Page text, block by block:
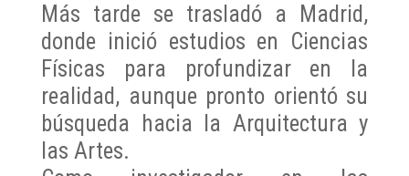
Más tarde se trasladó a Madrid,
donde inició estudios en Ciencias
Físicas para profundizar en la
realidad, aunque pronto orientó su
búsqueda hacia la Arquitectura y
las Artes.